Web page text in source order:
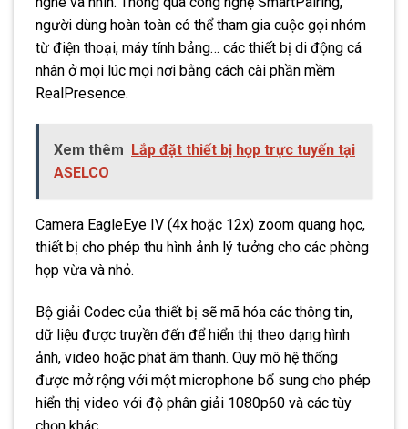
người dùng hoàn toàn có thể tham gia cuộc gọi nhóm
từ điện thoại, máy tính bảng… các thiết bị di động cá
nhân ở mọi lúc mọi nơi bằng cách cài phần mềm
RealPresence.
Xem thêm Lắp đặt thiết bị họp trực tuyến tại
ASELCO
Camera EagleEye IV (4x hoặc 12x) zoom quang học,
thiết bị cho phép thu hình ảnh lý tưởng cho các phòng
họp vừa và nhỏ.
Bộ giải Codec của thiết bị sẽ mã hóa các thông tin,
dữ liệu được truyền đến để hiển thị theo dạng hình
ảnh, video hoặc phát âm thanh. Quy mô hệ thống
được mở rộng với một microphone bổ sung cho phép
hiển thị video với độ phân giải 1080p60 và các tùy